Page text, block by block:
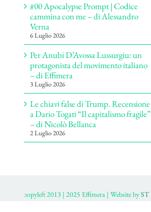
#00 Apocalypse Prompt | Codice
cammina con me – di Alessandro
Verna
6 Luglio 2026
Per Anubi D’Avossa Lussurgiu: un
protagonista del movimento italiano
– di Effimera
3 Luglio 2026
Le chiavi false di Trump. Recensione
a Dario Togati “Il capitalismo fragile”
– di Nicolò Bellanca
2 Luglio 2026
ɔopyleft 2013 | 2025 Effimera | Website byST